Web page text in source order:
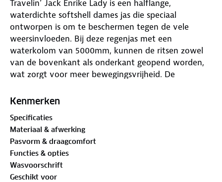
Travelin’ Jack Enrike Lady is een halflange,
waterdichte softshell dames jas die speciaal
ontworpen is om te beschermen tegen de vele
weersinvloeden. Bij deze regenjas met een
waterkolom van 5000mm, kunnen de ritsen zowel
van de bovenkant als onderkant geopend worden,
wat zorgt voor meer bewegingsvrijheid. De
klittenbandsluiting waarmee je de pasvorm kan
Kenmerken
Specificaties
Materiaal & afwerking
Pasvorm & draagcomfort
Functies & opties
Wasvoorschrift
Geschikt voor